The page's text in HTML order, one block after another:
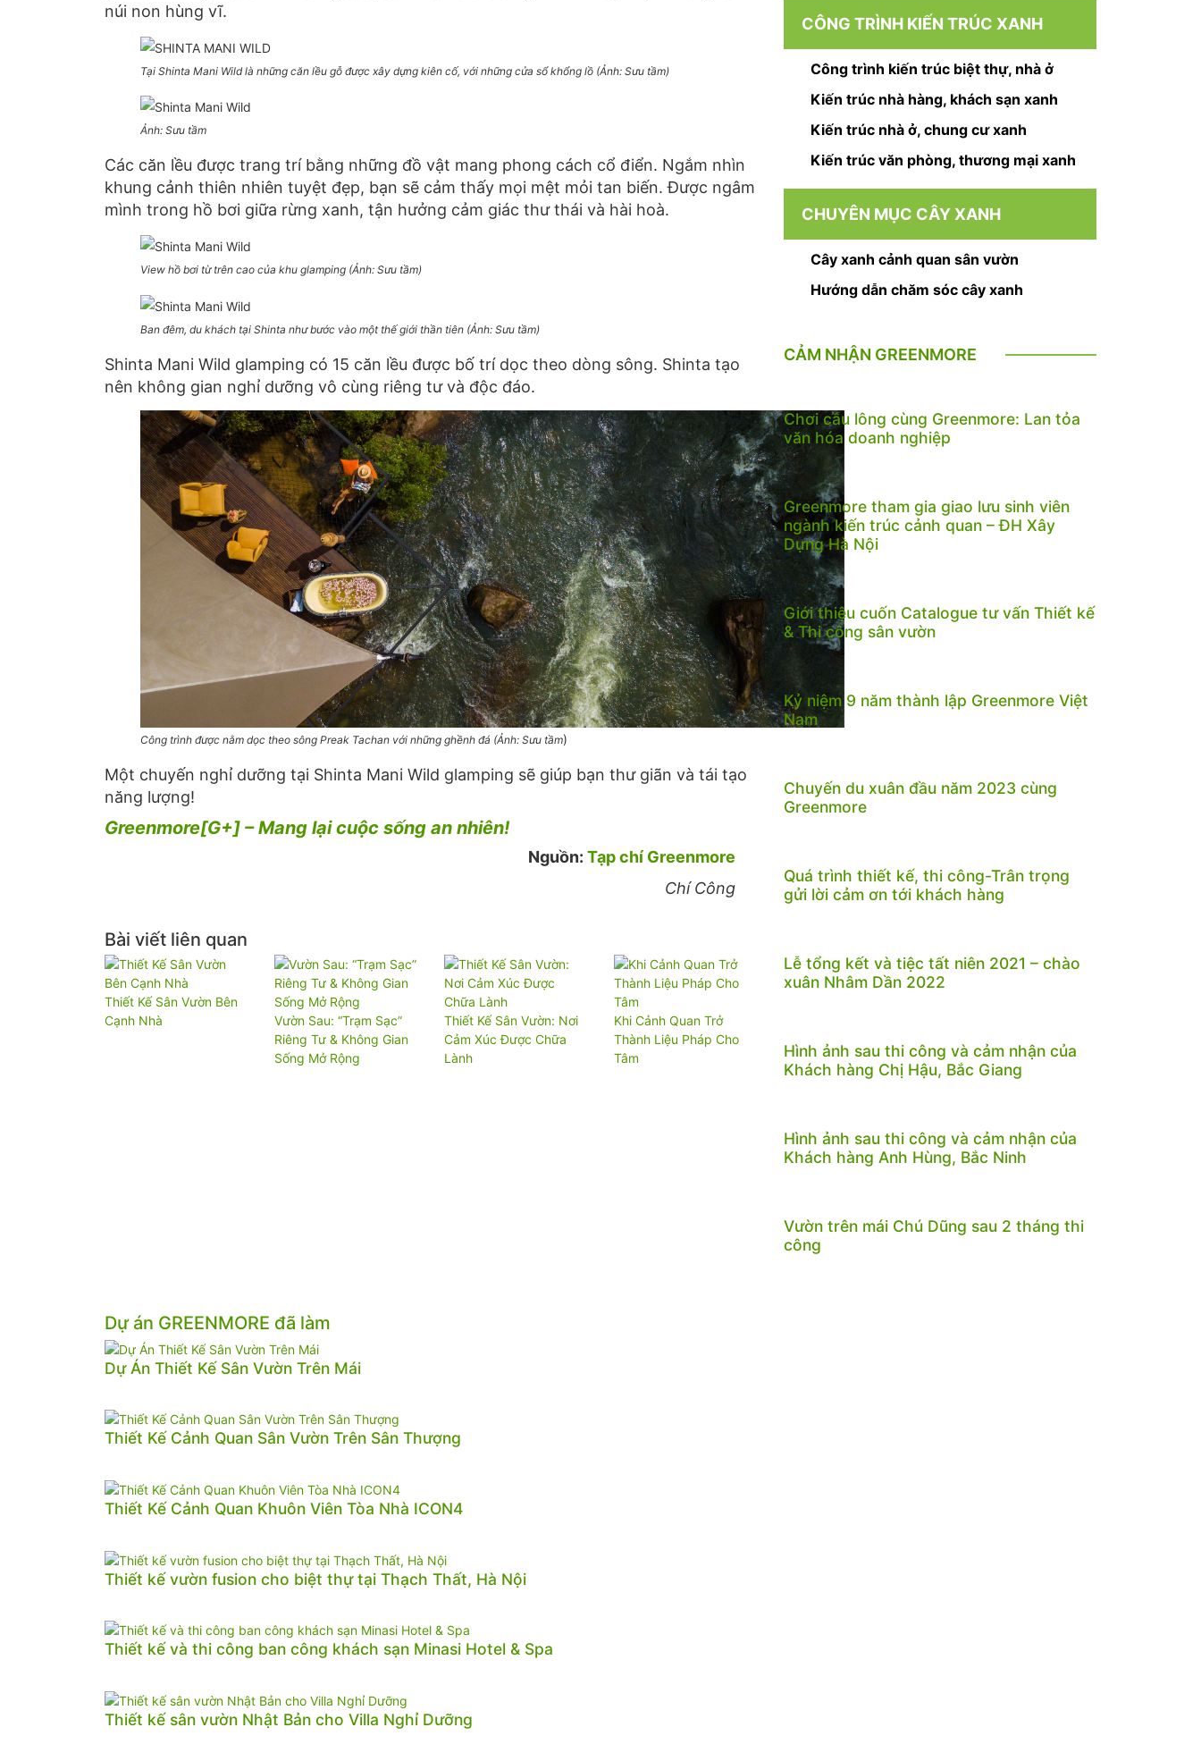
núi non hùng vĩ.
Tại Shinta Mani Wild là những căn lều gỗ được xây dựng kiên cố, với những cửa sổ khổng lồ (Ảnh: Sưu tầm)
Ảnh: Sưu tầm
Các căn lều được trang trí bằng những đồ vật mang phong cách cổ điển. Ngắm nhìn
khung cảnh thiên nhiên tuyệt đẹp, bạn sẽ cảm thấy mọi mệt mỏi tan biến. Được ngâm
mình trong hồ bơi giữa rừng xanh, tận hưởng cảm giác thư thái và hài hoà.
View hồ bơi từ trên cao của khu glamping (Ảnh: Sưu tầm)
Ban đêm, du khách tại Shinta như bước vào một thế giới thần tiên (Ảnh: Sưu tầm)
Shinta Mani Wild glamping có 15 căn lều được bố trí dọc theo dòng sông. Shinta tạo
nên không gian nghỉ dưỡng vô cùng riêng tư và độc đáo.
Công trình được nằm dọc theo sông Preak Tachan với những ghềnh đá (Ảnh: Sưu tầm)
Một chuyến nghỉ dưỡng tại Shinta Mani Wild glamping sẽ giúp bạn thư giãn và tái tạo
năng lượng!
Greenmore[G+] – Mang lại cuộc sống an nhiên!
Nguồn: Tạp chí Greenmore
Chí Công
Bài viết liên quan
Thiết Kế Sân Vườn Bên
Cạnh Nhà
Vườn Sau: “Trạm Sạc”
Riêng Tư & Không Gian
Sống Mở Rộng
Thiết Kế Sân Vườn: Nơi
Cảm Xúc Được Chữa
Lành
Khi Cảnh Quan Trở
Thành Liệu Pháp Cho
Tâm
CÔNG TRÌNH KIẾN TRÚC XANH
Công trình kiến trúc biệt thự, nhà ở
Kiến trúc nhà hàng, khách sạn xanh
Kiến trúc nhà ở, chung cư xanh
Kiến trúc văn phòng, thương mại xanh
CHUYÊN MỤC CÂY XANH
Cây xanh cảnh quan sân vườn
Hướng dẫn chăm sóc cây xanh
CẢM NHẬN GREENMORE
Chơi cầu lông cùng Greenmore: Lan tỏa
văn hóa doanh nghiệp
Greenmore tham gia giao lưu sinh viên
ngành kiến trúc cảnh quan – ĐH Xây
Dựng Hà Nội
Giới thiệu cuốn Catalogue tư vấn Thiết kế
& Thi công sân vườn
Kỷ niệm 9 năm thành lập Greenmore Việt
Nam
Chuyến du xuân đầu năm 2023 cùng
Greenmore
Quá trình thiết kế, thi công-Trân trọng
gửi lời cảm ơn tới khách hàng
Lễ tổng kết và tiệc tất niên 2021 – chào
xuân Nhâm Dần 2022
Hình ảnh sau thi công và cảm nhận của
Khách hàng Chị Hậu, Bắc Giang
Hình ảnh sau thi công và cảm nhận của
Khách hàng Anh Hùng, Bắc Ninh
Vườn trên mái Chú Dũng sau 2 tháng thi
công
Dự án GREENMORE đã làm
Dự Án Thiết Kế Sân Vườn Trên Mái
Thiết Kế Cảnh Quan Sân Vườn Trên Sân Thượng
Thiết Kế Cảnh Quan Khuôn Viên Tòa Nhà ICON4
Thiết kế vườn fusion cho biệt thự tại Thạch Thất, Hà Nội
Thiết kế và thi công ban công khách sạn Minasi Hotel & Spa
Thiết kế sân vườn Nhật Bản cho Villa Nghỉ Dưỡng